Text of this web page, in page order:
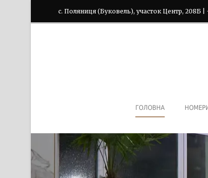
с. Поляниця (Буковель), участок Центр, 208Б |
ГОЛОВНА